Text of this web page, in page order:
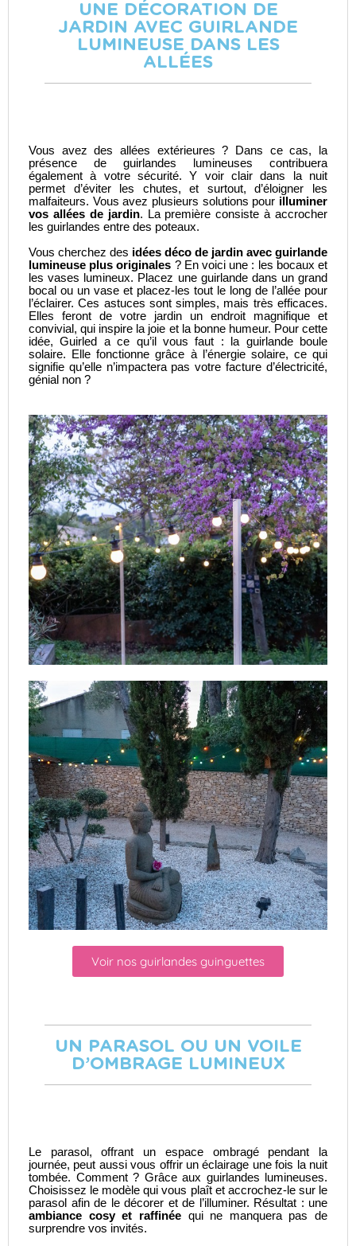
UNE DÉCORATION DE
JARDIN AVEC GUIRLANDE
LUMINEUSE DANS LES
ALLÉES
Vous avez des allées extérieures ? Dans ce cas, la
présence de guirlandes lumineuses contribuera
également à votre sécurité. Y voir clair dans la nuit
permet d’éviter les chutes, et surtout, d’éloigner les
malfaiteurs. Vous avez plusieurs solutions pour illuminer
vos allées de jardin. La première consiste à accrocher
les guirlandes entre des poteaux.
Vous cherchez des idées déco de jardin avec guirlande
lumineuse plus originales ? En voici une : les bocaux et
les vases lumineux. Placez une guirlande dans un grand
bocal ou un vase et placez-les tout le long de l’allée pour
l’éclairer. Ces astuces sont simples, mais très efficaces.
Elles feront de votre jardin un endroit magnifique et
convivial, qui inspire la joie et la bonne humeur. Pour cette
idée, Guirled a ce qu’il vous faut : la guirlande boule
solaire. Elle fonctionne grâce à l’énergie solaire, ce qui
signifie qu’elle n’impactera pas votre facture d’électricité,
génial non ?
Voir nos guirlandes guinguettes
UN PARASOL OU UN VOILE
D’OMBRAGE LUMINEUX
Le parasol, offrant un espace ombragé pendant la
journée, peut aussi vous offrir un éclairage une fois la nuit
tombée. Comment ? Grâce aux guirlandes lumineuses.
Choisissez le modèle qui vous plaît et accrochez-le sur le
parasol afin de le décorer et de l’illuminer. Résultat : une
ambiance cosy et raffinée qui ne manquera pas de
surprendre vos invités.